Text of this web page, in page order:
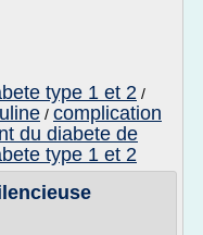
type 1 et 2 /
/ complication
du diabete de
type 1 et 2